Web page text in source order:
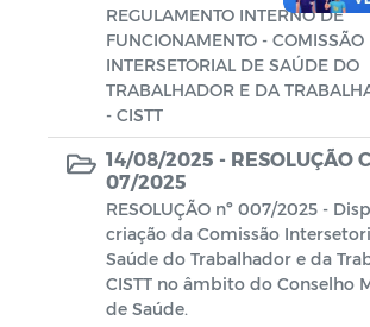
REGULAMENTO INTERNO DE
FUNCIONAMENTO - COMISSÃO
INTERSETORIAL DE SAÚDE DO
TRABALHADOR E DA
- CISTT
14/08/2025 - RESOLUÇÃO
07/2025
RESOLUÇÃO nº 007/2025 -
criação da Comissão
Saúde do Trabalhador e da
CISTT no âmbito do Conselho
de Saúde.